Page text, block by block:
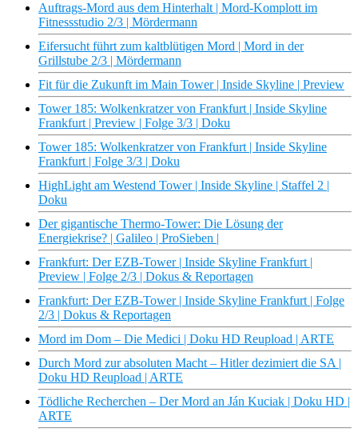
Auftrags-Mord aus dem Hinterhalt | Mord-Komplott im
Fitnessstudio 2/3 | Mördermann
Eifersucht führt zum kaltblütigen Mord | Mord in der
Grillstube 2/3 | Mördermann
Fit für die Zukunft im Main Tower | Inside Skyline | Preview
Tower 185: Wolkenkratzer von Frankfurt | Inside Skyline
Frankfurt | Preview | Folge 3/3 | Doku
Tower 185: Wolkenkratzer von Frankfurt | Inside Skyline
Frankfurt | Folge 3/3 | Doku
HighLight am Westend Tower | Inside Skyline | Staffel 2 |
Doku
Der gigantische Thermo-Tower: Die Lösung der
Energiekrise? | Galileo | ProSieben |
Frankfurt: Der EZB-Tower | Inside Skyline Frankfurt |
Preview | Folge 2/3 | Dokus & Reportagen
Frankfurt: Der EZB-Tower | Inside Skyline Frankfurt | Folge
2/3 | Dokus & Reportagen
Mord im Dom – Die Medici | Doku HD Reupload | ARTE
Durch Mord zur absoluten Macht – Hitler dezimiert die SA |
Doku HD Reupload | ARTE
Tödliche Recherchen – Der Mord an Ján Kuciak | Doku HD |
ARTE